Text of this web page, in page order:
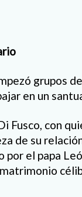
grupos
en un
Fusco, con
de su
el papa